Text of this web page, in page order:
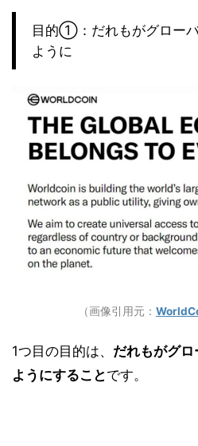
目的①：だれもがグロー
ように
（画像引用元：
1つ目の目的は、 だれもがグ
ようにすることです。